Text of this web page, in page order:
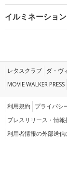
イルミネーション
レタスクラブ ダ・ヴ
MOVIE WALKER PRESS
利用規約 プライバシ
プレスリリース・情報
利用者情報の外部送信